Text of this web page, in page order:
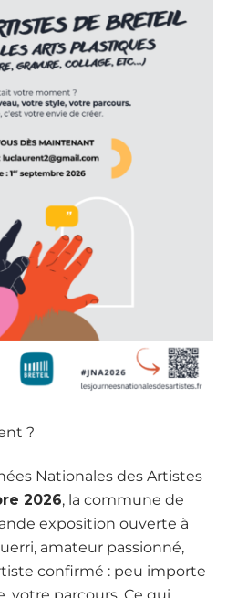
?
Nationales des Artistes
2026, la commune de
exposition ouverte à
amateur passionné,
confirmé : peu importe